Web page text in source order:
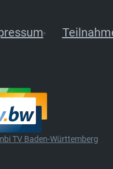
TV Baden-Württemberg